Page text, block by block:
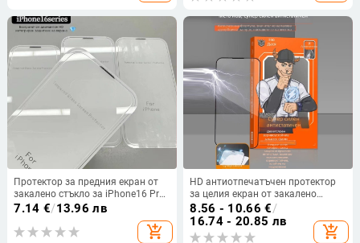
Протектор за предния екран от
закалено стъкло за iPhone16 Pro
Max — пълен екран, HD, анти
7.14 €/13.96 лв
add_shopping_cart
HD антиотпечатъчен протектор
за целия екран от закалено
стъкло за iPhone 14 Pro Max
8.56 - 10.66 €/
16.74 - 20.85 лв
add_shopping_cart